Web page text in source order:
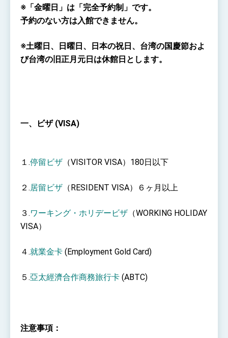
Presidential Office thanks US President
Trump for signing Taiwan Assurance
Implementation Act
President Lai delivers 2025 National Day
Presidential Inauguration Speech
and cooperation
※「金曜日」は「完全予約制」です。
予約のない方は入館できません。
※土曜日、日曜日、日本の祝日、台湾の国慶節およ
び台湾の旧正月元日は休館日とします。
一、ビザ (VISA)
１.停留ビザ （VISITOR VISA）180日以下
２.居留ビザ （RESIDENT VISA）６ヶ月以上
３.ワーキング・ホリデービザ （WORKING HOLIDAY
VISA）
４.就業金卡 (Employment Gold Card)
５.亞太經濟合作商務旅行卡 (ABTC)
注意事項：